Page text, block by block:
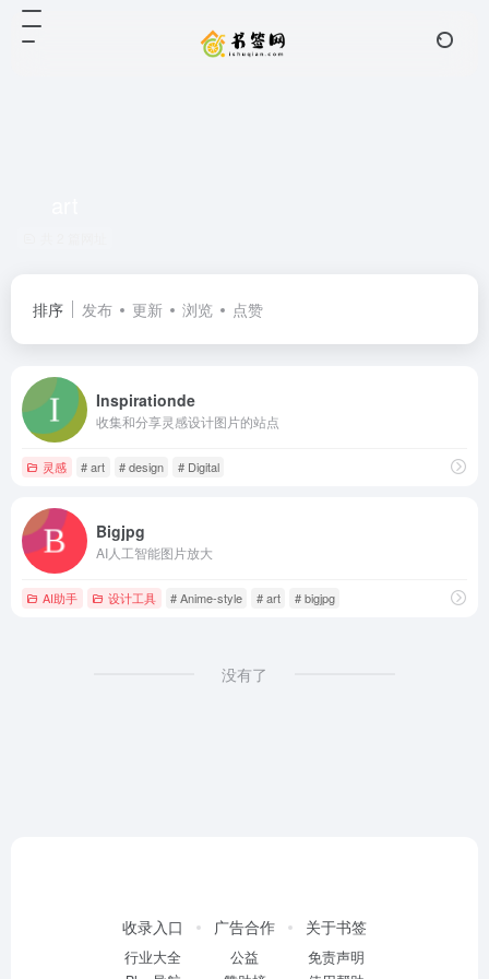
排序 发布 更新 浏览 点赞
Inspirationde
收集和分享灵感设计图片的站点
灵感 # art # design # Digital
Bigjpg
AI人工智能图片放大
AI助手 设计工具 # Anime-style # art # bigjpg
没有了
收录入口
行业大全
广告合作
公益
关于书签
免责声明